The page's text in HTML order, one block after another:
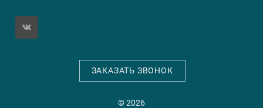
ЗАКАЗАТЬ ЗВОНОК
© 2026